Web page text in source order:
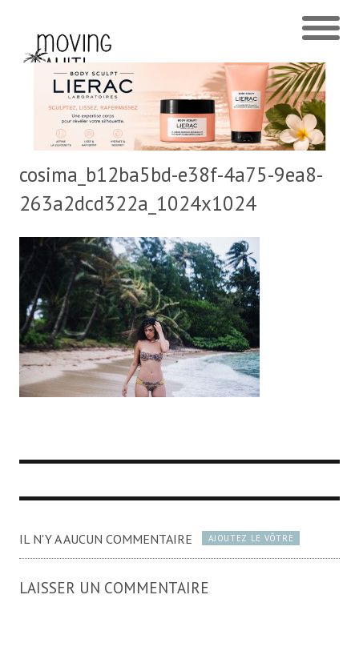
cosima_b12ba5bd-e38f-4a75-9ea8-
263a2dcd322a_1024x1024
IL N'Y A AUCUN COMMENTAIRE AJOUTEZ LE VÔTRE
LAISSER UN COMMENTAIRE